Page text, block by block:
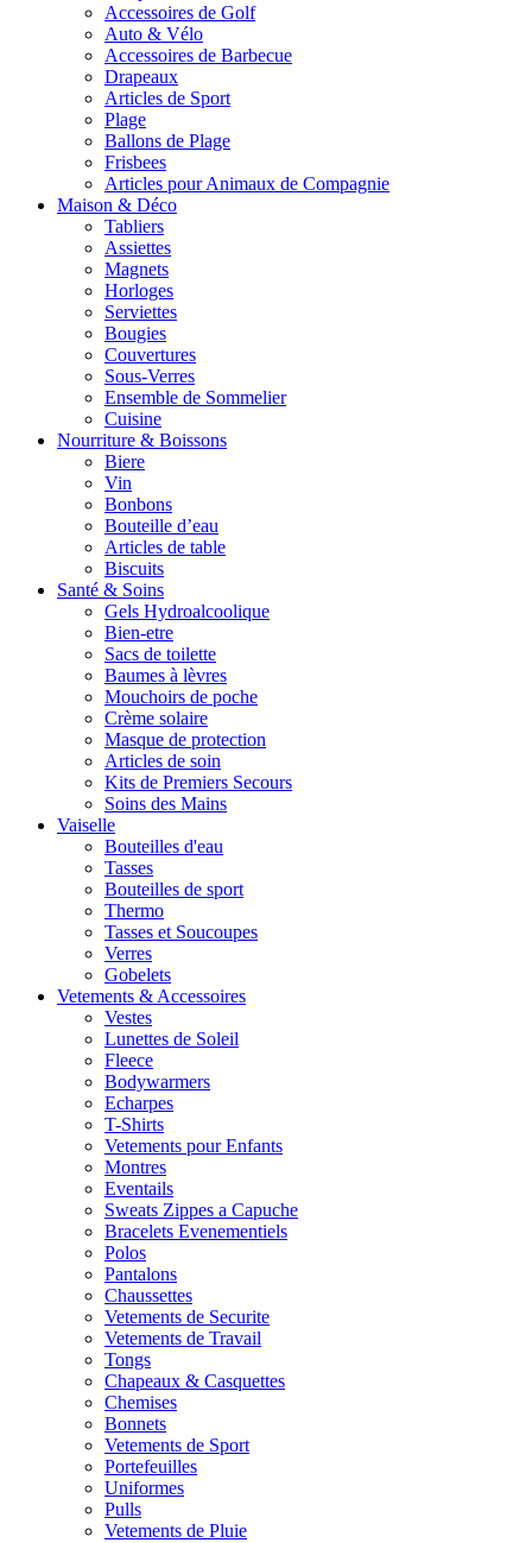
Accessoires de Golf
Auto & Vélo
Accessoires de Barbecue
Drapeaux
Articles de Sport
Plage
Ballons de Plage
Frisbees
Articles pour Animaux de Compagnie
Maison & Déco
Tabliers
Assiettes
Magnets
Horloges
Serviettes
Bougies
Couvertures
Sous-Verres
Ensemble de Sommelier
Cuisine
Nourriture & Boissons
Biere
Vin
Bonbons
Bouteille d’eau
Articles de table
Biscuits
Santé & Soins
Gels Hydroalcoolique
Bien-etre
Sacs de toilette
Baumes à lèvres
Mouchoirs de poche
Crème solaire
Masque de protection
Articles de soin
Kits de Premiers Secours
Soins des Mains
Vaiselle
Bouteilles d'eau
Tasses
Bouteilles de sport
Thermo
Tasses et Soucoupes
Verres
Gobelets
Vetements & Accessoires
Vestes
Lunettes de Soleil
Fleece
Bodywarmers
Echarpes
T-Shirts
Vetements pour Enfants
Montres
Eventails
Sweats Zippes a Capuche
Bracelets Evenementiels
Polos
Pantalons
Chaussettes
Vetements de Securite
Vetements de Travail
Tongs
Chapeaux & Casquettes
Chemises
Bonnets
Vetements de Sport
Portefeuilles
Uniformes
Pulls
Vetements de Pluie